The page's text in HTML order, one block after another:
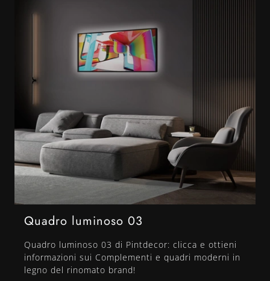
Quadro luminoso 03
Quadro luminoso 03 di Pintdecor: clicca e ottieni
informazioni sui Complementi e quadri moderni in
legno del rinomato brand!